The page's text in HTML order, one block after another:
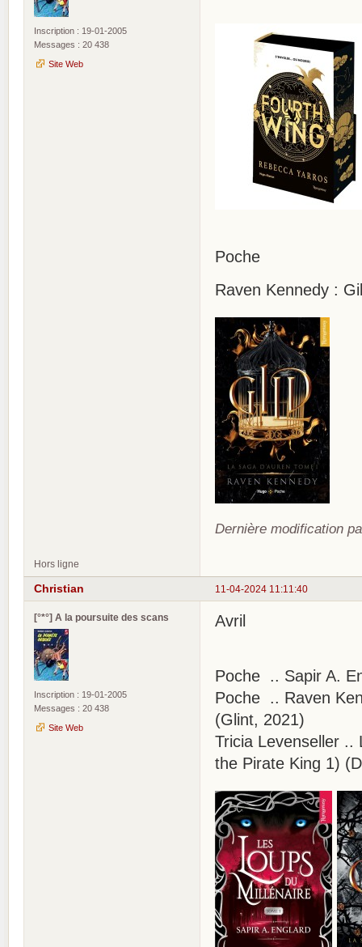
Inscription : 19-01-2005
Messages : 20 438
Site Web
Poche
Raven Kennedy :
Dernière modification
Hors ligne
11-04-2024 11:11:40
Christian
[°*°] A la poursuite des scans
Inscription : 19-01-2005
Messages : 20 438
Site Web
Avril
Poche .. Sapir A.
Poche .. Raven
(Glint, 2021)
Tricia Levenseller ..
the Pirate King 1)